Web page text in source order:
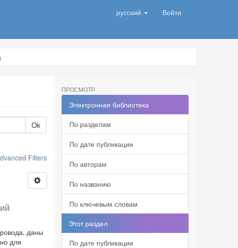
русский Войти
Ok
Filters
даны
для
ПРОСМОТР
Электронная библиотека
По разделам
По дате публикации
По авторам
По названию
По ключевым словам
Этот раздел
По дате публикации